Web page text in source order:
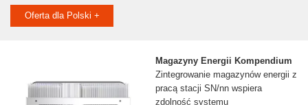
Oferta dla Polski +
Magazyny Energii Kompendium
Zintegrowanie magazynów energii z
pracą stacji SN/nn wspiera
zdolność systemu